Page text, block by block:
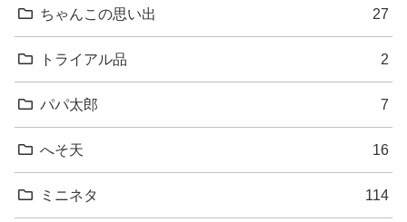
ちゃんこの思い出 27
トライアル品 2
パパ太郎 7
へそ天 16
ミニネタ 114